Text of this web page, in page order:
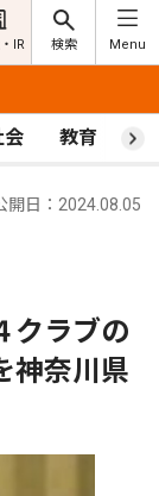
IR 検索 Menu
会 教育 ス
開日：2024.08.05
クラブの
神奈川県